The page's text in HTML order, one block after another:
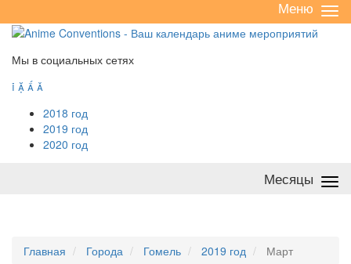
/
Меню
Мы в социальных сетях
   
2018 год
2019 год
2020 год
Месяцы
Главная Города Гомель 2019 год Март